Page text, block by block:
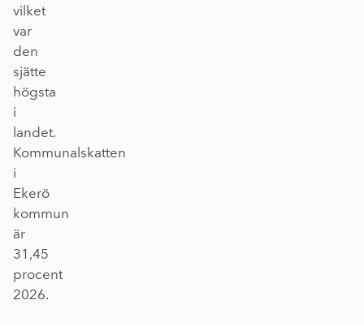
vilket
var
den
sjätte
högsta
i
landet.
Kommunalskatten
i
Ekerö
kommun
är
31,45
procent
2026.